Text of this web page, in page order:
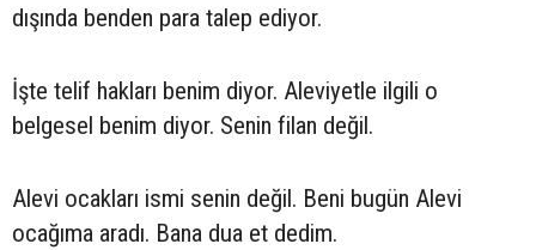
dışında benden para talep ediyor.
İşte telif hakları benim diyor. Aleviyetle ilgili o
belgesel benim diyor. Senin filan değil.
Alevi ocakları ismi senin değil. Beni bugün Alevi
ocağıma aradı. Bana dua et dedim.